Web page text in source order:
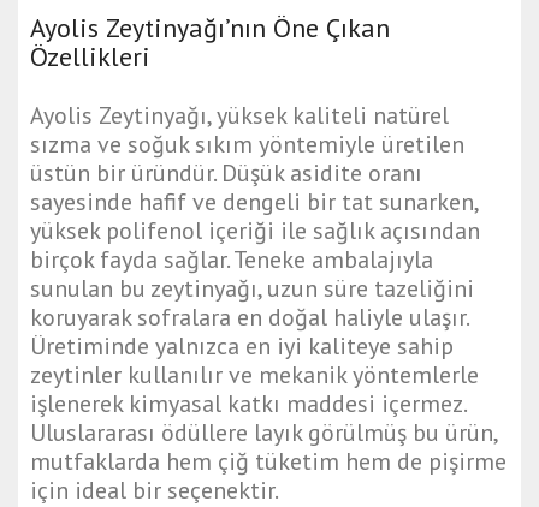
Ayolis Zeytinyağı’nın Öne Çıkan
Özellikleri
Ayolis Zeytinyağı, yüksek kaliteli natürel
sızma ve soğuk sıkım yöntemiyle üretilen
üstün bir üründür. Düşük asidite oranı
sayesinde hafif ve dengeli bir tat sunarken,
yüksek polifenol içeriği ile sağlık açısından
birçok fayda sağlar. Teneke ambalajıyla
sunulan bu zeytinyağı, uzun süre tazeliğini
koruyarak sofralara en doğal haliyle ulaşır.
Üretiminde yalnızca en iyi kaliteye sahip
zeytinler kullanılır ve mekanik yöntemlerle
işlenerek kimyasal katkı maddesi içermez.
Uluslararası ödüllere layık görülmüş bu ürün,
mutfaklarda hem çiğ tüketim hem de pişirme
için ideal bir seçenektir.